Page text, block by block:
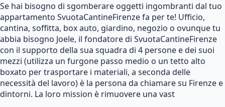
Se hai bisogno di sgomberare oggetti ingombranti dal tuo
appartamento SvuotaCantineFirenze fa per te! Ufficio,
cantina, soffitta, box auto, giardino, negozio o ovunque tu
abbia bisogno Joele, il fondatore di SvuotaCantineFirenze
con il supporto della sua squadra di 4 persone e dei suoi
mezzi (utilizza un furgone passo medio o un tetto alto
boxato per trasportare i materiali, a seconda delle
necessità del lavoro) è la persona da chiamare su Firenze e
dintorni. La loro mission è rimuovere una vast